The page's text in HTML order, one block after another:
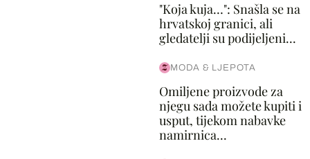
"Koja kuja…": Snašla se na
hrvatskoj granici, ali
gledatelji su podijeljeni...
MODA & LJEPOTA
Omiljene proizvode za
njegu sada možete kupiti i
usput, tijekom nabavke
namirnica...